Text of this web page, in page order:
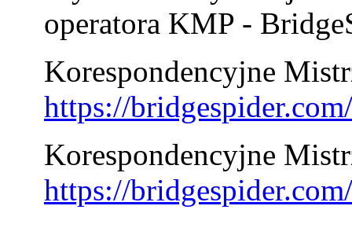
operatora KMP -
Korespondencyjne
https://
Korespondencyjne
https://